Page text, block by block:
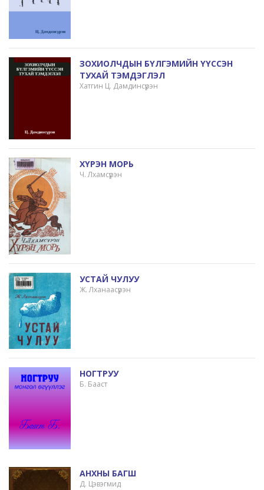
ЗОХИОЛЧДЫН БҮЛГЭМИЙН ҮҮССЭН
ТУХАЙ ТЭМДЭГЛЭЛ
Хатгин Ц. Дамдинсүрэн
ХҮРЭН МОРЬ
Ч. Лхамсүрэн
УСТАЙ ЧУЛУУ
Ж. Лханаасүрэн
НОГТРУУ
Б. Бааст
АНХНЫ БАГШ
Д. Цэвэгмид